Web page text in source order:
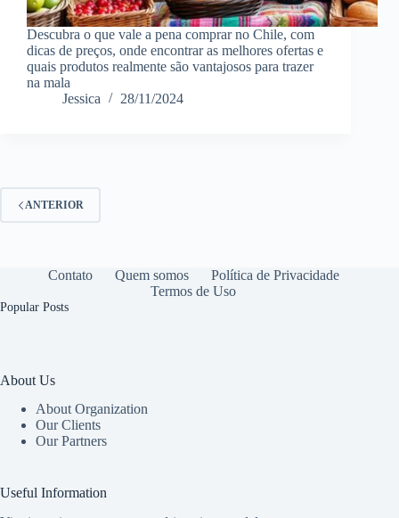
Descubra o que vale a pena comprar no Chile, com
dicas de preços, onde encontrar as melhores ofertas e
quais produtos realmente são vantajosos para trazer
na mala
Jessica
28/11/2024
ANTERIOR
Contato Quem somos
Política de Privacidade
Termos de Uso
Popular Posts
About Us
About Organization
Our Clients
Our Partners
Useful Information